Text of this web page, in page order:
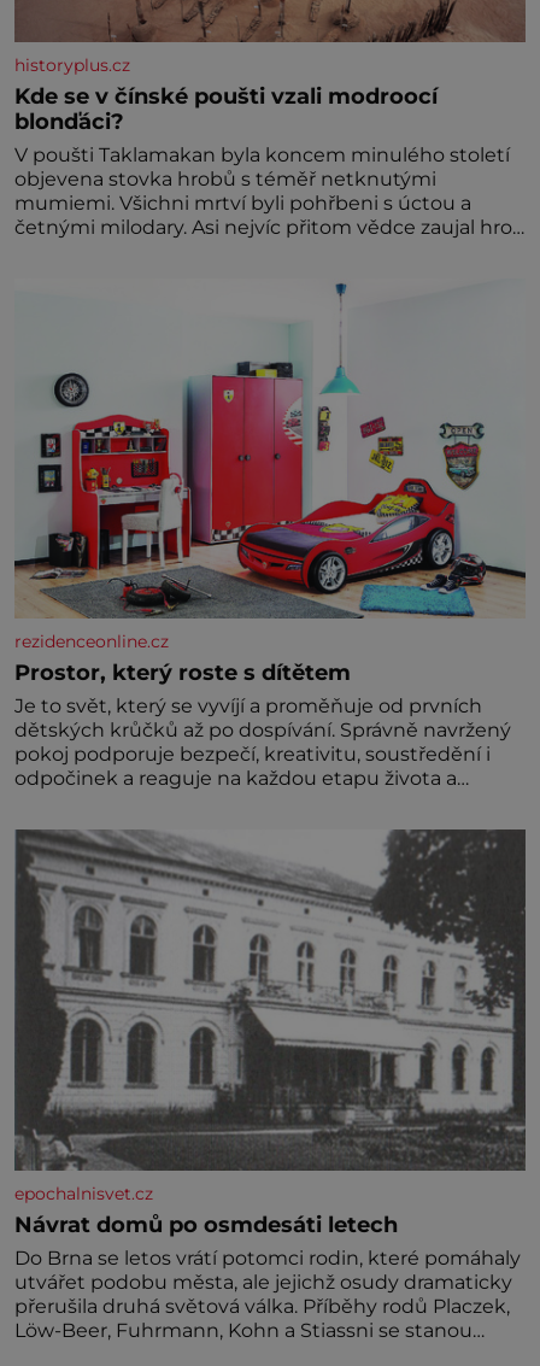
historyplus.cz
Kde se v čínské poušti vzali modroocí
blonďáci?
V poušti Taklamakan byla koncem minulého století
objevena stovka hrobů s téměř netknutými
mumiemi. Všichni mrtví byli pohřbeni s úctou a
četnými milodary. Asi nejvíc přitom vědce zaujal hrob
dávných lidí nesmírně dobře zachovalá, přičítají
odborníci zdejším klimatickým podmínkám. Sucho,
rezidenceonline.cz
Prostor, který roste s dítětem
Je to svět, který se vyvíjí a proměňuje od prvních
dětských krůčků až po dospívání. Správně navržený
pokoj podporuje bezpečí, kreativitu, soustředění i
odpočinek a reaguje na každou etapu života a
jednoduchost, měkkost a bezpečí, proto by pokoj
miminka měl působit především klidně a útulně.
Předškolní věk je
epochalnisvet.cz
Návrat domů po osmdesáti letech
Do Brna se letos vrátí potomci rodin, které pomáhaly
utvářet podobu města, ale jejichž osudy dramaticky
přerušila druhá světová válka. Příběhy rodů Placzek,
Löw-Beer, Fuhrmann, Kohn a Stiassni se stanou